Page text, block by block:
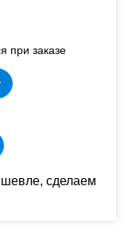
при заказе
сделаем